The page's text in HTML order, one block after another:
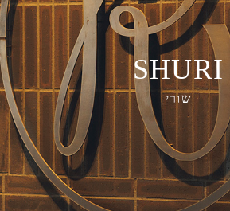
SHURI
שורי